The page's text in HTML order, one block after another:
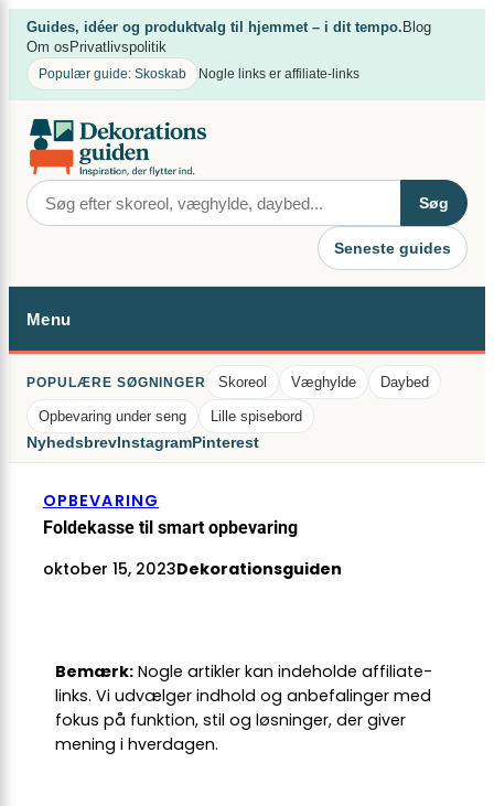
Spring
indhold
Guides, idéer og produktvalg til hjemmet – i dit tempo. Blog
Om os Privatlivspolitik
Populær guide: Skoskab Nogle links er affiliate-links
Søg
Seneste guides
Menu
POPULÆRE SØGNINGER Skoreol Væghylde Daybed
Opbevaring under seng Lille spisebord
NyhedsbrevInstagramPinterest
OPBEVARING
Foldekasse til smart opbevaring
oktober 15, 2023Dekorationsguiden
Bemærk: Nogle artikler kan indeholde affiliate-
links. Vi udvælger indhold og anbefalinger med
fokus på funktion, stil og løsninger, der giver
mening i hverdagen.